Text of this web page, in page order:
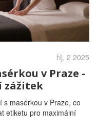
říj, 2 2025
v Praze -
zážitek
masérkou v Praze, co
etiketu pro maximální